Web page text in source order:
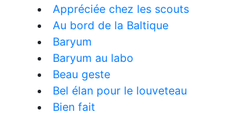
Appréciée chez les scouts
Au bord de la Baltique
Baryum
Baryum au labo
Beau geste
Bel élan pour le louveteau
Bien fait